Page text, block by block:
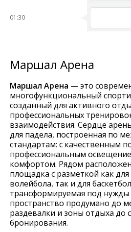
01:30
Маршал Арена
Маршал Арена — это
многофункциональный
созданный для активного
профессиональных
взаимодействия. Сердце
для падела, построенная по
стандартам: с качественным
профессиональным
комфортом. Рядом
площадка с разметкой как для
волейбола, так и для
трансформируемая под нужды
пространство продумано до
раздевалки и зоны отдыха до
бронирования.